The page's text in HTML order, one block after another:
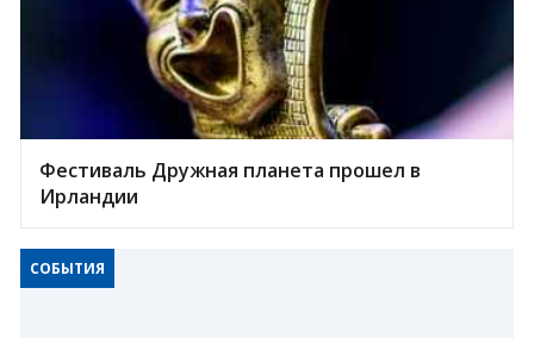
Фестиваль Дружная планета прошел в
Ирландии
СОБЫТИЯ